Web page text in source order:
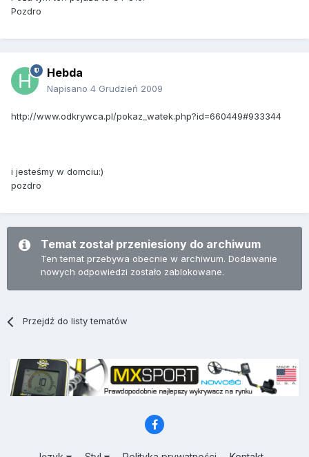
Pozdro
Hebda
Napisano 4 Grudzień 2009
http://www.odkrywca.pl/pokaz_watek.php?id=660449#933344
i jesteśmy w domciu:)
pozdro
Temat został przeniesiony do archiwum
Ten temat przebywa obecnie w archiwum. Dodawanie
nowych odpowiedzi zostało zablokowane.
Przejdź do listy tematów